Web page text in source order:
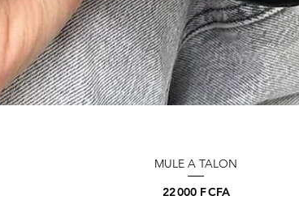
Aperçu rapide
MULE A TALON
Prix
22 000 F CFA